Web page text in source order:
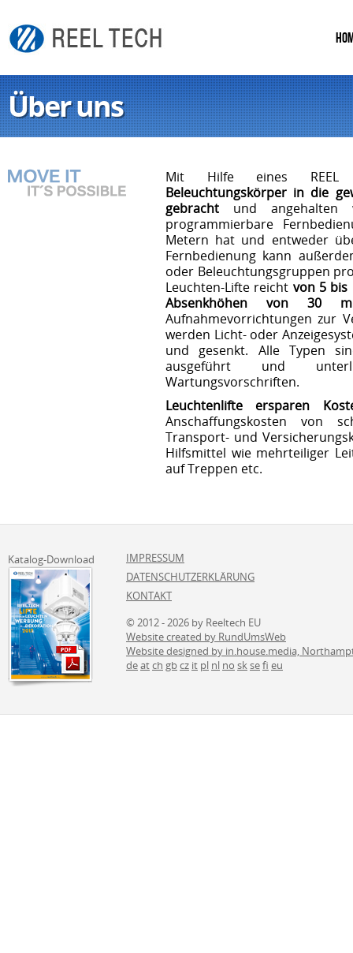
Über uns
Mit Hilfe eines REEL
Beleuchtungskörper in die
gebracht und angehalten
programmierbare
Metern hat und entweder
Fernbedienung kann
oder Beleuchtungsgruppen
Leuchten-Lifte reicht von 5 bis
Absenkhöhen von 30 m
Aufnahmevorrichtungen zur
werden Licht- oder
und gesenkt. Alle Typen
ausgeführt und
Wartungsvorschriften.
Leuchtenlifte ersparen
Anschaffungskosten von
Transport- und
Hilfsmittel wie mehrteiliger
auf Treppen etc.
Katalog-Download
IMPRESSUM
DATENSCHUTZERKLÄRUNG
KONTAKT
© 2012 - 2026 by Reeltech EU
Website created by RundUmsWeb
Website designed by in.house.media,
deatch gbcz it pl nl no sksefi eu